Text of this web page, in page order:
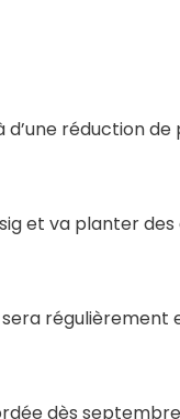
d’une réduction
et va planter
sera
dès septembre